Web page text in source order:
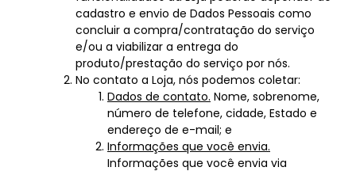
cadastro e envio de Dados Pessoais como
concluir a compra/contratação do serviço
e/ou a viabilizar a entrega do
produto/prestação do serviço por nós.
No contato a Loja, nós podemos coletar:
Dados de contato. Nome, sobrenome,
número de telefone, cidade, Estado e
endereço de e-mail; e
Informações que você envia.
Informações que você envia via